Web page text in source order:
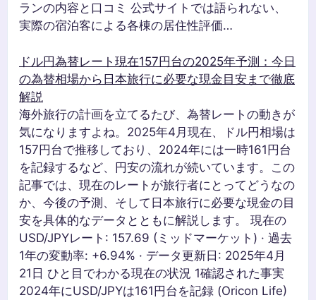
ランの内容と口コミ 公式サイトでは語られない、
実際の宿泊客による各棟の居住性評価…
ドル円為替レート現在157円台の2025年予測：今日
の為替相場から日本旅行に必要な現金目安まで徹底
解説
海外旅行の計画を立てるたび、為替レートの動きが
気になりますよね。2025年4月現在、ドル円相場は
157円台で推移しており、2024年には一時161円台
を記録するなど、円安の流れが続いています。この
記事では、現在のレートが旅行者にとってどうなの
か、今後の予測、そして日本旅行に必要な現金の目
安を具体的なデータとともに解説します。 現在の
USD/JPYレート: 157.69 (ミッドマーケット) · 過去
1年の変動率: +6.94% · データ更新日: 2025年4月
21日 ひと目でわかる現在の状況 1確認された事実
2024年にUSD/JPYは161円台を記録 (Oricon Life)